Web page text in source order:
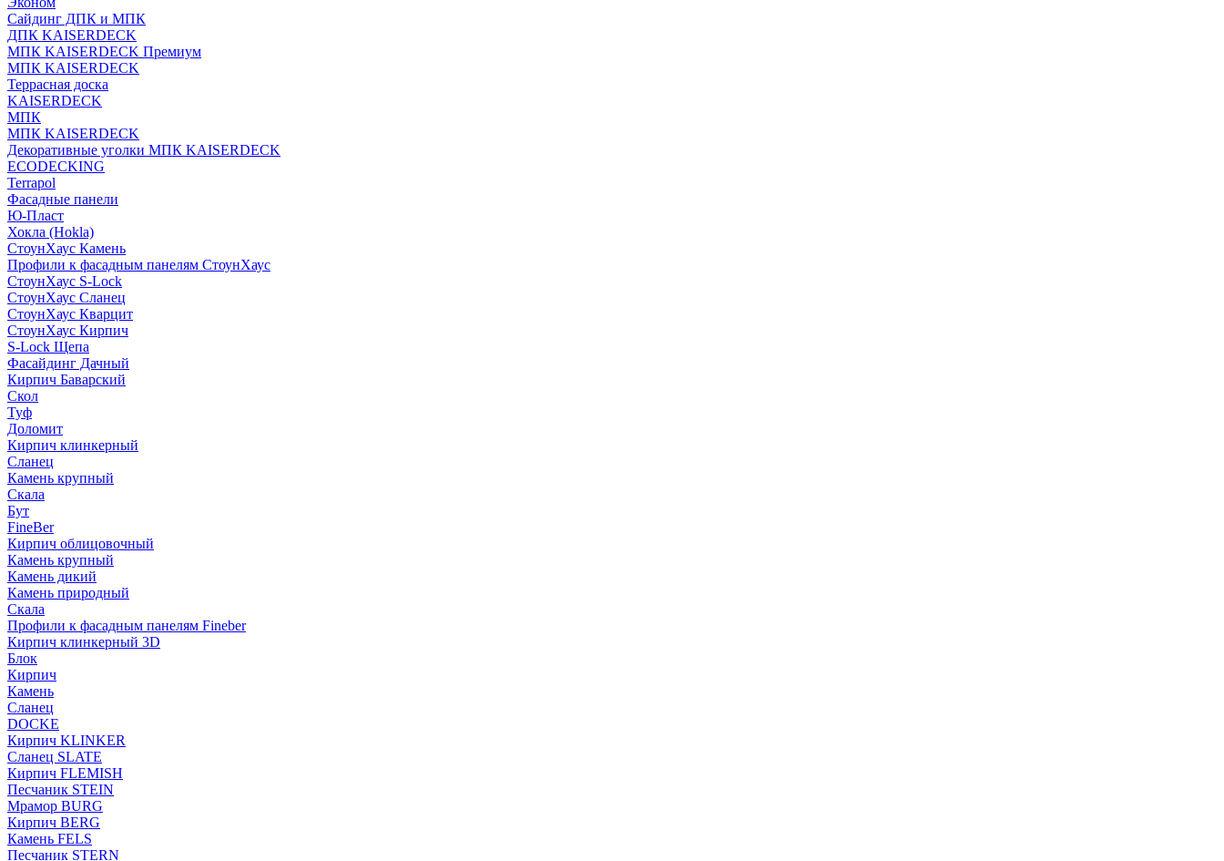
Сайдинг ДПК и МПК
ДПК KAISERDECK
МПК KAISERDECK Премиум
МПК KAISERDECK
Террасная доска
KAISERDECK
МПК
МПК KAISERDECK
Декоративные уголки МПК KAISERDECK
ECODECKING
Terrapol
Фасадные панели
Ю-Пласт
Хокла (Hokla)
СтоунХаус Камень
Профили к фасадным панелям СтоунХаус
СтоунХаус S-Lock
СтоунХаус Сланец
СтоунХаус Кварцит
СтоунХаус Кирпич
S-Lock Щепа
Фасайдинг Дачный
Кирпич Баварский
Скол
Туф
Доломит
Кирпич клинкерный
Сланец
Камень крупный
Скала
Бут
FineBer
Кирпич облицовочный
Камень крупный
Камень дикий
Камень природный
Скала
Профили к фасадным панелям Fineber
Кирпич клинкерный 3D
Блок
Кирпич
Камень
Сланец
DOCKE
Кирпич KLINKER
Сланец SLATE
Кирпич FLEMISH
Пес­ча­ник STEIN
Мрамор BURG
Кирпич BERG
Камень FELS
Пес­ча­ник STERN